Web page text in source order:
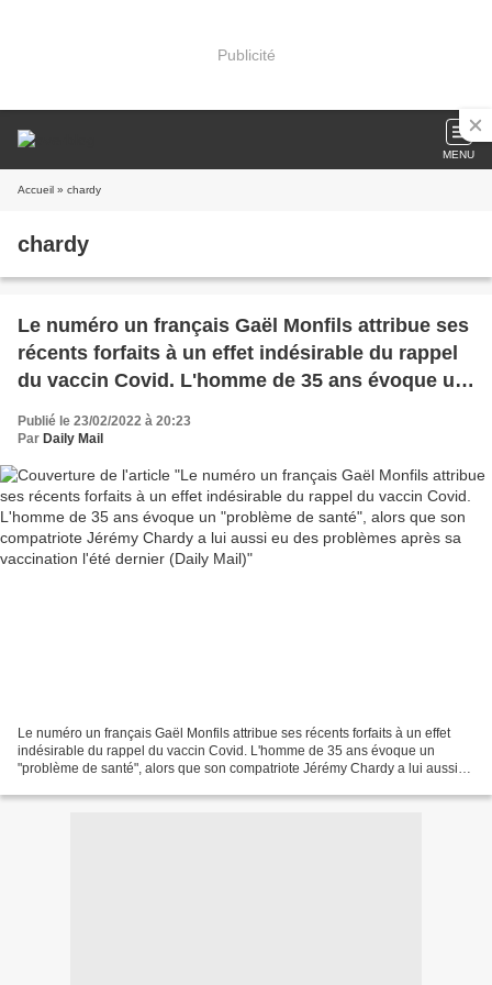
Publicité
MENU
Accueil » chardy
chardy
Le numéro un français Gaël Monfils attribue ses
récents forfaits à un effet indésirable du rappel
du vaccin Covid. L'homme de 35 ans évoque un
"problème de santé", alors que son compatriote
Jérémy Chardy a lui aussi eu des problèmes
Publié le 23/02/2022 à 20:23
Par Daily Mail
Le numéro un français Gaël Monfils attribue ses récents forfaits à un effet
indésirable du rappel du vaccin Covid. L'homme de 35 ans évoque un
"problème de santé", alors que son compatriote Jérémy Chardy a lui aussi